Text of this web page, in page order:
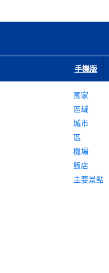
手機版
國家
區域
城市
區
機場
飯店
主要景點